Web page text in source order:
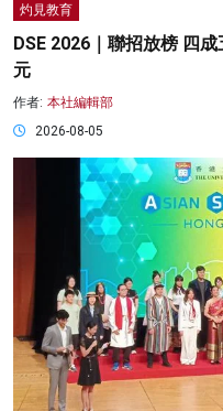
灼見教育
DSE 2026｜聯招放榜 四
元
作者: 本社編輯部
2026-08-05